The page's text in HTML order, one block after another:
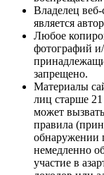
Владелец
является
Любое
фотографий
запрещено.
Материалы
лиц старше
может
правила
обнаружении
немедленно
участие в